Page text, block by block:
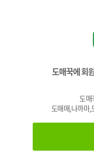
도매꾹에 회
도매
도매매,나까마